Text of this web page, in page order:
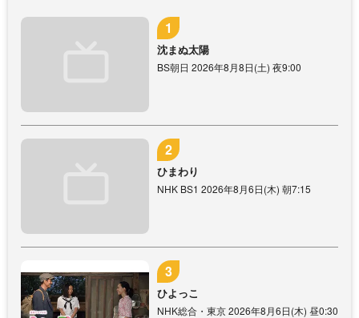
沈まぬ太陽
BS朝日 2026年8月8日(土) 夜9:00
ひまわり
NHK BS1 2026年8月6日(木) 朝7:15
ひよっこ
NHK総合・東京 2026年8月6日(木) 昼0:30